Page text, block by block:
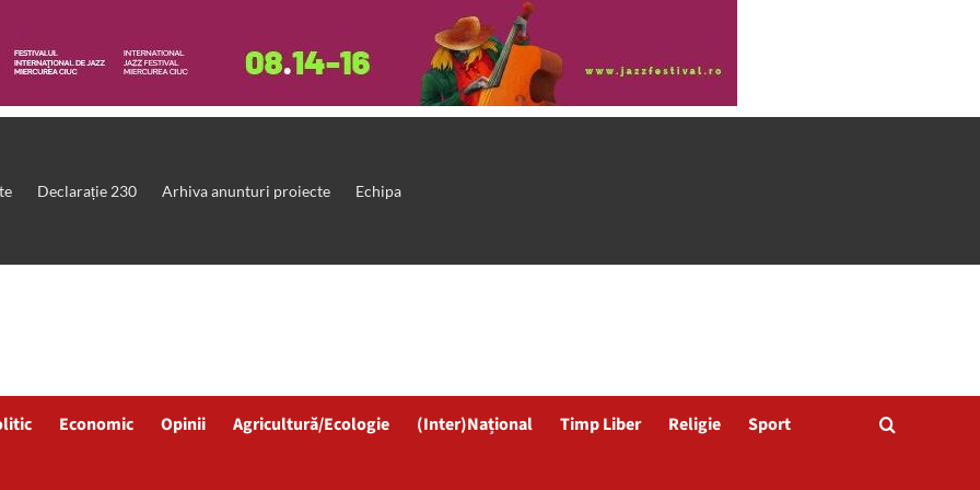
Declarație 230 Arhiva anunturi proiecte Echipa
Economic Opinii Agricultură/Ecologie (Inter)Național Timp Liber Religie Sport